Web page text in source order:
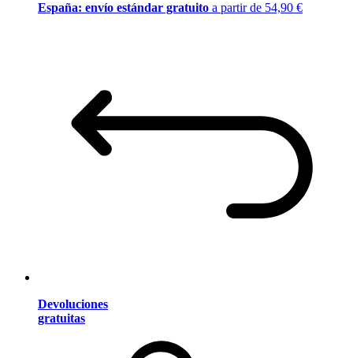
España: envío estándar gratuito a partir de 54,90 €
Devoluciones
gratuitas